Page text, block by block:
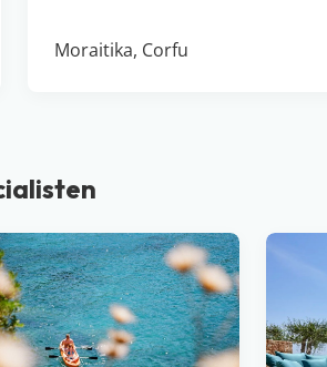
Moraitika, Corfu